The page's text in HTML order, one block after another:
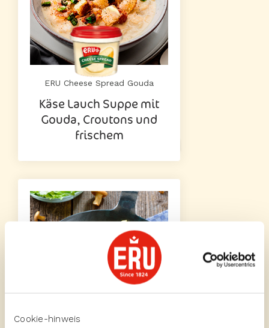
Cookie-hinweis
ERU Cheese Spread Gouda
Käse Lauch Suppe mit
Gouda, Croutons und
frischem